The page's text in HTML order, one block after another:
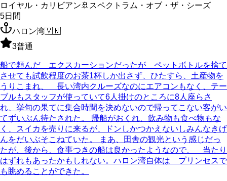
ロイヤル・カリビアン 🚢 スペクトラム・オブ・ザ・シーズ
5日間
ハロン湾🇻🇳
3普通
船で頼んだ エクスカーションだったが ペットボトルを捨て
させても試飲程度のお茶1杯しか出さず、ひたすら、土産物を
うりこまれ、 長い湾内クルーズなのにエアコンもなく、テー
ブルもスタッフが使っていて6人掛けのところに8人座らさ
れ、挙句の果てに集合時間を決めないので帰ってこない客がい
てずいぶん待たされた。 帰船がおくれ、飲み物も食べ物もな
く、スイカを売りに来るが、ドンしかつかえないしみんなきげ
んをだいぶそこねていた。 まあ、田舎の観光という感じだっ
たが、後から、食事つきの船は良かったようなので、 当たり
はずれもあったかもしれない。ハロン湾自体は プリンセスで
も眺めることができた。